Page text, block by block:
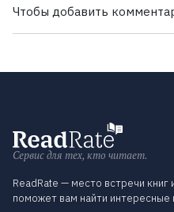
Чтобы добавить
Сервис для тех, кто читает.
ReadRate — место встречи
поможет вам найти интересные